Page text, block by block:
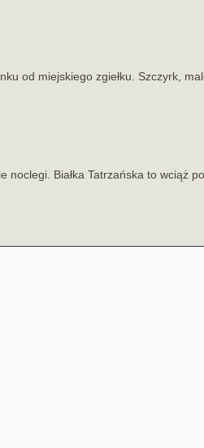
od miejskiego zgiełku. Szczyrk,
Białka Tatrzańska to wciąż